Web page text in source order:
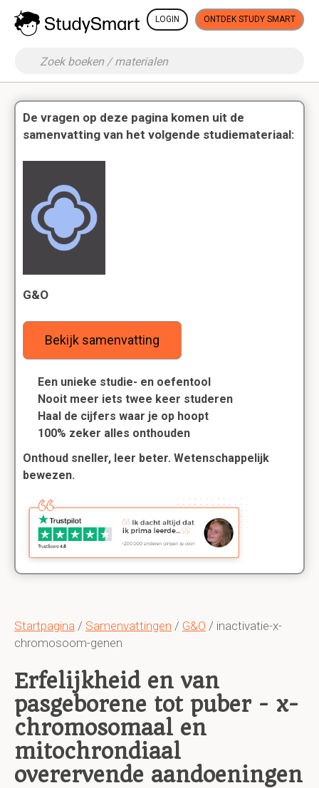
LOGIN ONTDEK STUDY SMART
Startpagina / Samenvattingen / G&O / inactivatie-x-
chromosoom-genen
Erfelijkheid en van
pasgeborene tot puber - x-
chromosomaal en
mitochrondiaal
overervende aandoeningen
De vragen op deze pagina komen uit de
samenvatting van het volgende studiemateriaal:
G&O
Bekijk samenvatting
Een unieke studie- en oefentool
Nooit meer iets twee keer studeren
Haal de cijfers waar je op hoopt
100% zeker alles onthouden
Onthoud sneller, leer beter. Wetenschappelijk
bewezen.